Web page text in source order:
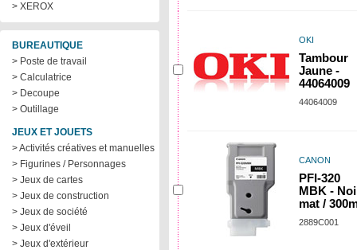
> XEROX
BUREAUTIQUE
> Poste de travail
> Calculatrice
> Decoupe
> Outillage
JEUX ET JOUETS
> Activités créatives et manuelles
> Figurines / Personnages
> Jeux de cartes
> Jeux de construction
> Jeux de société
> Jeux d'éveil
> Jeux d'extérieur
OKI
Tambour
Jaune -
44064009
44064009
CANON
PFI-320
MBK -
mat /
2889C001